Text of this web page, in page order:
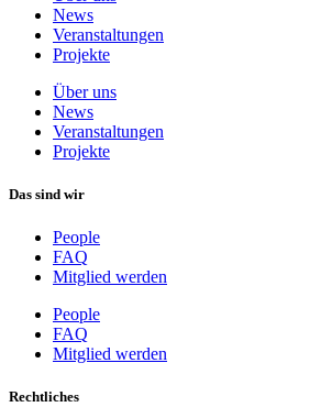
News
Veranstaltungen
Projekte
Über uns
News
Veranstaltungen
Projekte
Das sind wir
People
FAQ
Mitglied werden
People
FAQ
Mitglied werden
Rechtliches